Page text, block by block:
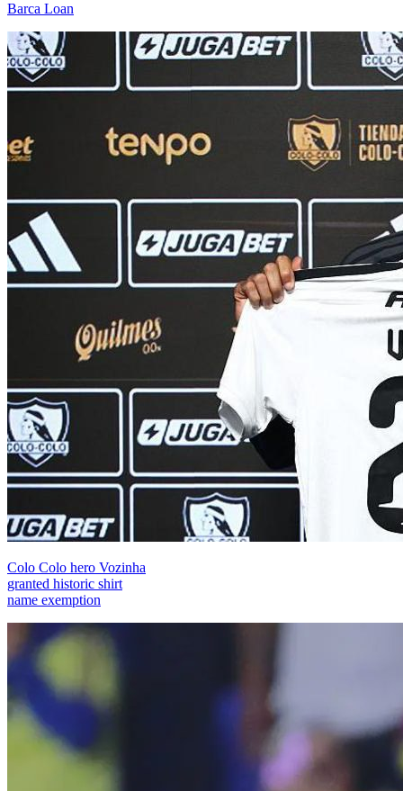
Barca Loan
Colo Colo hero Vozinha
granted historic shirt
name exemption